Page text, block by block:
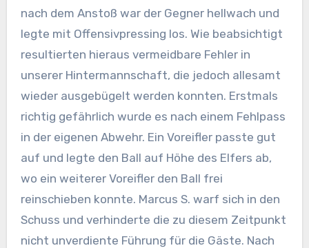
nach dem Anstoß war der Gegner hellwach und
legte mit Offensivpressing los. Wie beabsichtigt
resultierten hieraus vermeidbare Fehler in
unserer Hintermannschaft, die jedoch allesamt
wieder ausgebügelt werden konnten. Erstmals
richtig gefährlich wurde es nach einem Fehlpass
in der eigenen Abwehr. Ein Voreifler passte gut
auf und legte den Ball auf Höhe des Elfers ab,
wo ein weiterer Voreifler den Ball frei
reinschieben konnte. Marcus S. warf sich in den
Schuss und verhinderte die zu diesem Zeitpunkt
nicht unverdiente Führung für die Gäste. Nach